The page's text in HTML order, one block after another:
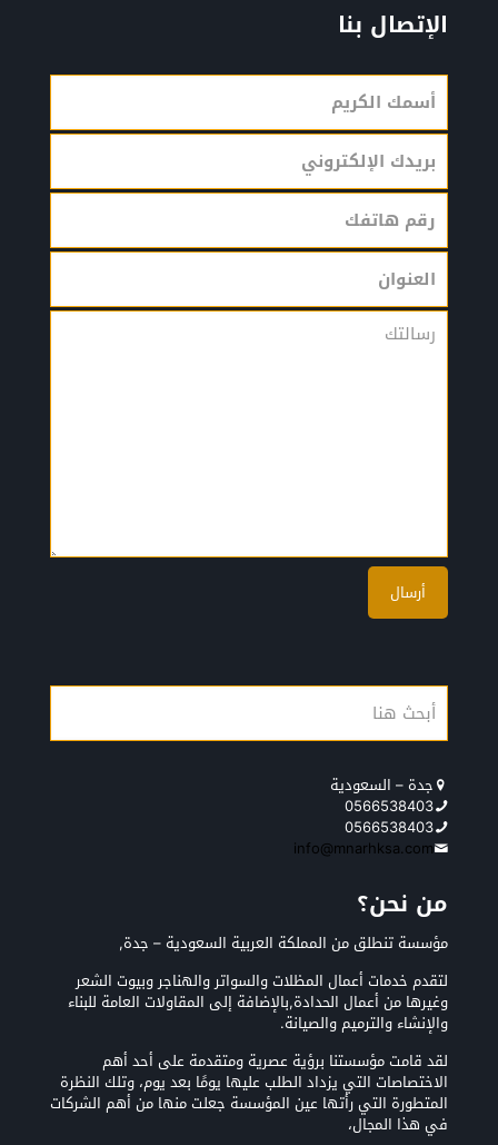
الإتصال بنا
جدة – السعودية
0566538403
0566538403
info@mnarhksa.com
من نحن؟
مؤسسة تنطلق من المملكة العربية السعودية – جدة,
لتقدم خدمات أعمال المظلات والسواتر والهناجر وبيوت الشعر
وغيرها من أعمال الحدادة,بالإضافة إلى المقاولات العامة للبناء
والإنشاء والترميم والصيانة.
لقد قامت مؤسستنا برؤية عصرية ومتقدمة على أحد أهم
الاختصاصات التي يزداد الطلب عليها يومًا بعد يوم، وتلك النظرة
المتطورة التي رأتها عين المؤسسة جعلت منها من أهم الشركات
في هذا المجال،